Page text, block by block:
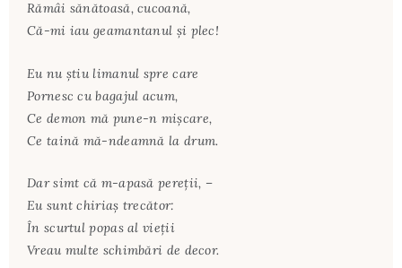
Rămâi sănătoasă, cucoană,
Că-mi iau geamantanul şi plec!
Eu nu ştiu limanul spre care
Pornesc cu bagajul acum,
Ce demon mă pune-n mişcare,
Ce taină mă-ndeamnă la drum.
Dar simt că m-apasă pereţii, –
Eu sunt chiriaş trecător:
În scurtul popas al vieţii
Vreau multe schimbări de decor.